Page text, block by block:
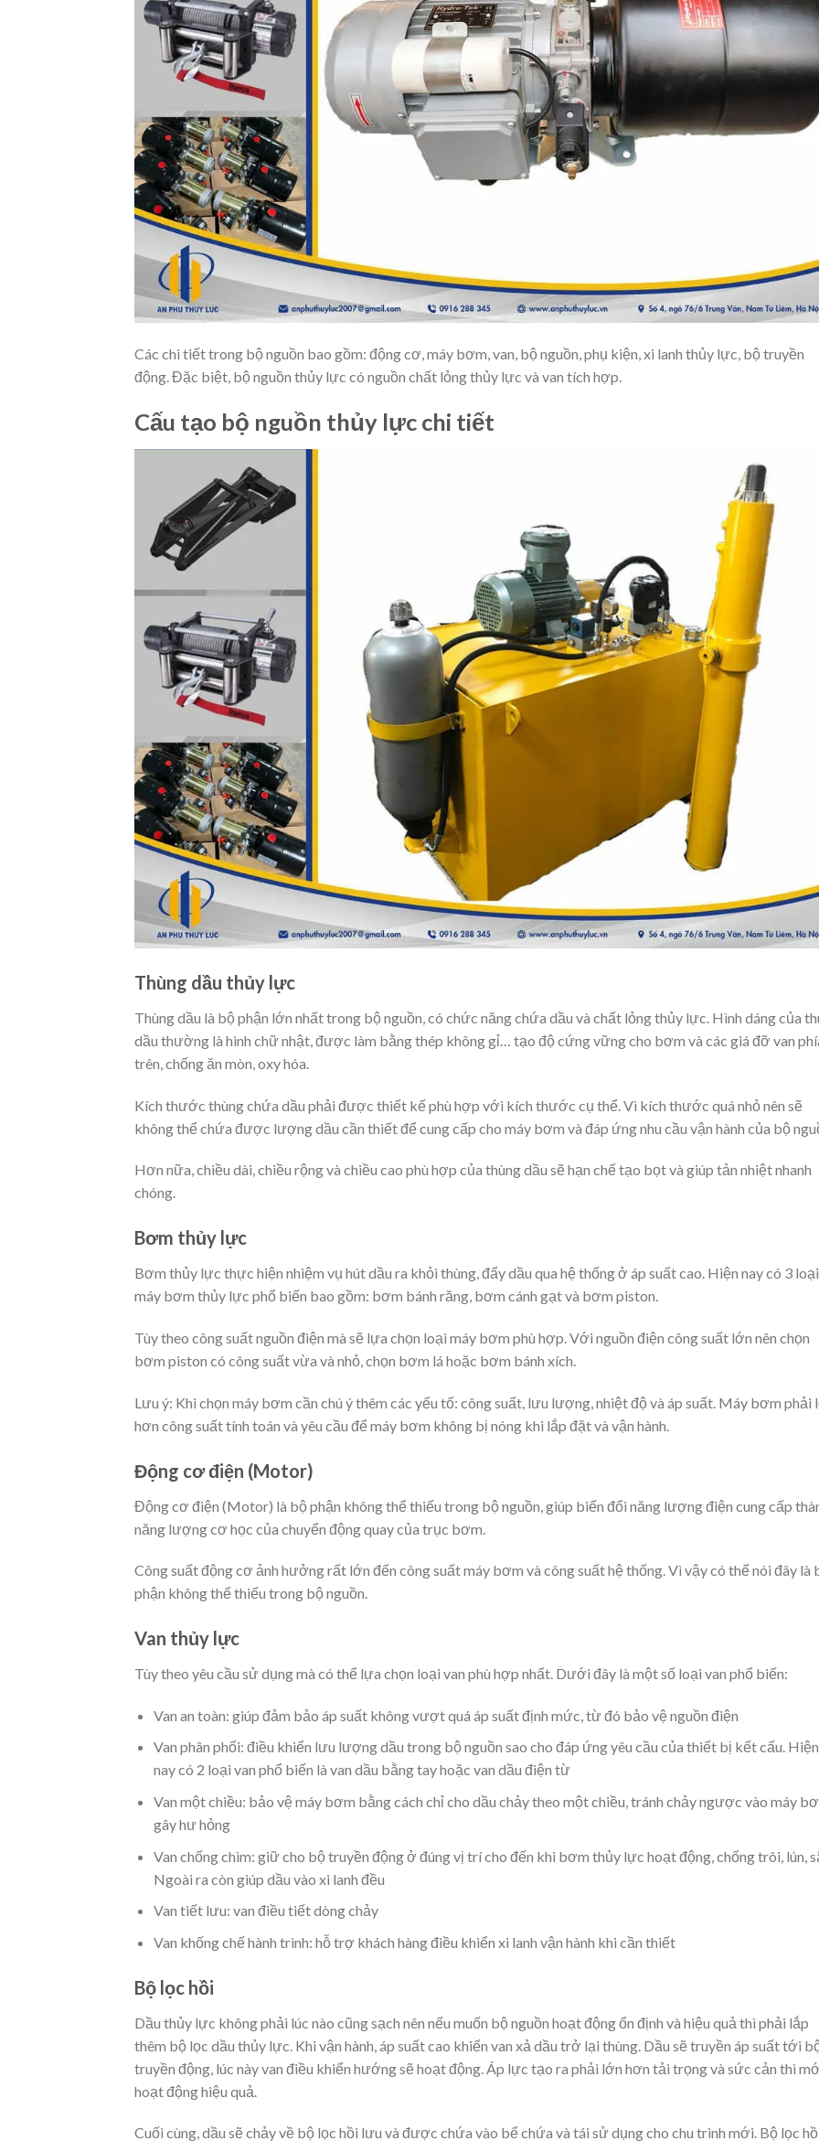
Các chi tiết trong bộ nguồn bao gồm: động cơ, máy bơm, van, bộ nguồn, phụ kiện, xi lanh thủy lực, bộ truyền
động. Đặc biệt, bộ nguồn thủy lực có nguồn chất lỏng thủy lực và van tích hợp.
Cấu tạo bộ nguồn thủy lực chi tiết
Thùng dầu thủy lực
Thùng dầu là bộ phận lớn nhất trong bộ nguồn, có chức năng chứa dầu và chất lỏng thủy lực. Hình dáng của
dầu thường là hình chữ nhật, được làm bằng thép không gỉ… tạo độ cứng vững cho bơm và các giá đỡ van
trên, chống ăn mòn, oxy hóa.
Kích thước thùng chứa dầu phải được thiết kế phù hợp với kích thước cụ thể. Vì kích thước quá nhỏ nên sẽ
không thể chứa được lượng dầu cần thiết để cung cấp cho máy bơm và đáp ứng nhu cầu vận hành của bộ
Hơn nữa, chiều dài, chiều rộng và chiều cao phù hợp của thùng dầu sẽ hạn chế tạo bọt và giúp tản nhiệt nhanh
chóng.
Bơm thủy lực
Bơm thủy lực thực hiện nhiệm vụ hút dầu ra khỏi thùng, đẩy dầu qua hệ thống ở áp suất cao. Hiện nay có 3 loại
máy bơm thủy lực phổ biến bao gồm: bơm bánh răng, bơm cánh gạt và bơm piston.
Tùy theo công suất nguồn điện mà sẽ lựa chọn loại máy bơm phù hợp. Với nguồn điện công suất lớn nên chọn
bơm piston có công suất vừa và nhỏ, chọn bơm lá hoặc bơm bánh xích.
Lưu ý: Khi chọn máy bơm cần chú ý thêm các yếu tố: công suất, lưu lượng, nhiệt độ và áp suất. Máy bơm phải
hơn công suất tính toán và yêu cầu để máy bơm không bị nóng khi lắp đặt và vận hành.
Động cơ điện (Motor)
Động cơ điện (Motor) là bộ phận không thể thiếu trong bộ nguồn, giúp biến đổi năng lượng điện cung cấp
năng lượng cơ học của chuyển động quay của trục bơm.
Công suất động cơ ảnh hưởng rất lớn đến công suất máy bơm và công suất hệ thống. Vì vậy có thể nói đây là
phận không thể thiếu trong bộ nguồn.
Van thủy lực
Tùy theo yêu cầu sử dụng mà có thể lựa chọn loại van phù hợp nhất. Dưới đây là một số loại van phổ biến:
Van an toàn: giúp đảm bảo áp suất không vượt quá áp suất định mức, từ đó bảo vệ nguồn điện
Van phân phối: điều khiển lưu lượng dầu trong bộ nguồn sao cho đáp ứng yêu cầu của thiết bị kết cấu. Hiện
nay có 2 loại van phổ biến là van dầu bằng tay hoặc van dầu điện từ
Van một chiều: bảo vệ máy bơm bằng cách chỉ cho dầu chảy theo một chiều, tránh chảy ngược vào máy
gây hư hỏng
Van chống chìm: giữ cho bộ truyền động ở đúng vị trí cho đến khi bơm thủy lực hoạt động, chống trôi, lún,
Ngoài ra còn giúp dầu vào xi lanh đều
Van tiết lưu: van điều tiết dòng chảy
Van khống chế hành trình: hỗ trợ khách hàng điều khiển xi lanh vận hành khi cần thiết
Bộ lọc hồi
Dầu thủy lực không phải lúc nào cũng sạch nên nếu muốn bộ nguồn hoạt động ổn định và hiệu quả thì phải lắp
thêm bộ lọc dầu thủy lực. Khi vận hành, áp suất cao khiến van xả dầu trở lại thùng. Dầu sẽ truyền áp suất tới
truyền động, lúc này van điều khiển hướng sẽ hoạt động. Áp lực tạo ra phải lớn hơn tải trọng và sức cản thì
hoạt động hiệu quả.
Cuối cùng, dầu sẽ chảy về bộ lọc hồi lưu và được chứa vào bể chứa và tái sử dụng cho chu trình mới. Bộ lọc